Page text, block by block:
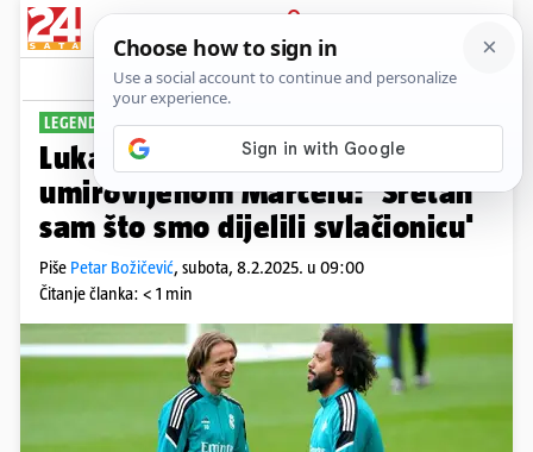
PRIJAVA
Sport Komentari
LEGENDA LEGENDI
Luka Modrić naklonio se svježe
umirovljenom Marcelu: 'Sretan
sam što smo dijelili svlačionicu'
Piše Petar Božičević, subota, 8.2.2025. u 09:00
Čitanje članka: < 1 min